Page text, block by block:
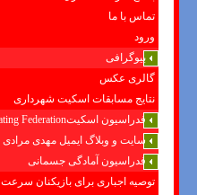
تماس با ما
ورود
بیوگرافی
گالری عکس
نتایج مسابقات اسکیت شهرداری
فدراسیون اسکیتIran Roller Skating Federation
سایت و وبلاگ ایمیل مهدی مرادی
فدراسیون آمادگی جسمانی
توصیه اجباری برای بازیکنان سرعت